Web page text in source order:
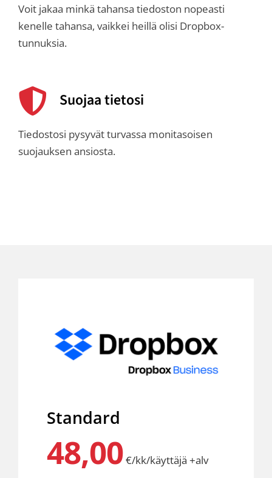
Voit jakaa minkä tahansa tiedoston nopeasti
kenelle tahansa, vaikkei heillä olisi Dropbox-
tunnuksia.
Suojaa tietosi
Tiedostosi pysyvät turvassa monitasoisen
suojauksen ansiosta.
Standard
48,00€/kk/käyttäjä +alv